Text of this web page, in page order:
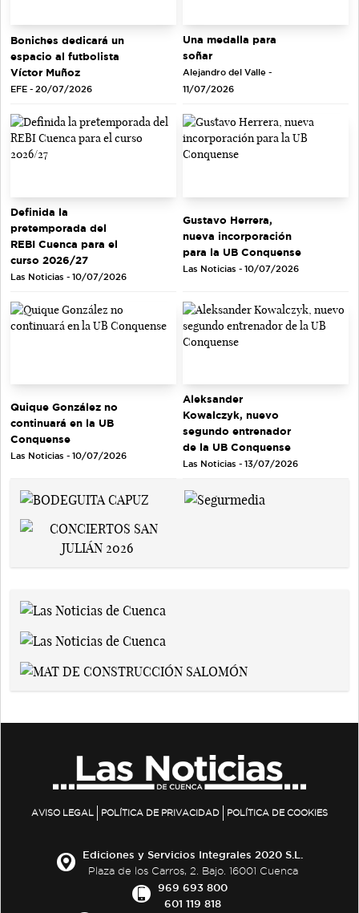
Boniches dedicará un
espacio al futbolista
Víctor Muñoz
EFE - 20/07/2026
Una medalla para
soñar
Alejandro del Valle -
11/07/2026
Definida la
pretemporada del
REBI Cuenca para el
curso 2026/27
Las Noticias - 10/07/2026
Gustavo Herrera,
nueva incorporación
para la UB Conquense
Las Noticias - 10/07/2026
Quique González no
continuará en la UB
Conquense
Las Noticias - 10/07/2026
Aleksander
Kowalczyk, nuevo
segundo entrenador
de la UB Conquense
Las Noticias - 13/07/2026
AVISO LEGAL POLÍTICA DE PRIVACIDAD POLÍTICA DE COOKIES
Ediciones y Servicios Integrales 2020 S.L.
Plaza de los Carros, 2. Bajo. 16001 Cuenca
969 693 800
601 119 818